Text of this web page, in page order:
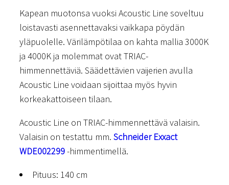
Kapean muotonsa vuoksi Acoustic Line soveltuu
loistavasti asennettavaksi vaikkapa pöydän
yläpuolelle. Värilämpötilaa on kahta mallia 3000K
ja 4000K ja molemmat ovat TRIAC-
himmennettäviä. Säädettävien vaijerien avulla
Acoustic Line voidaan sijoittaa myös hyvin
korkeakattoiseen tilaan.
Acoustic Line on TRIAC-himmennettävä valaisin.
Valaisin on testattu mm. Schneider Exxact
WDE002299-himmentimellä.
Pituus: 140 cm